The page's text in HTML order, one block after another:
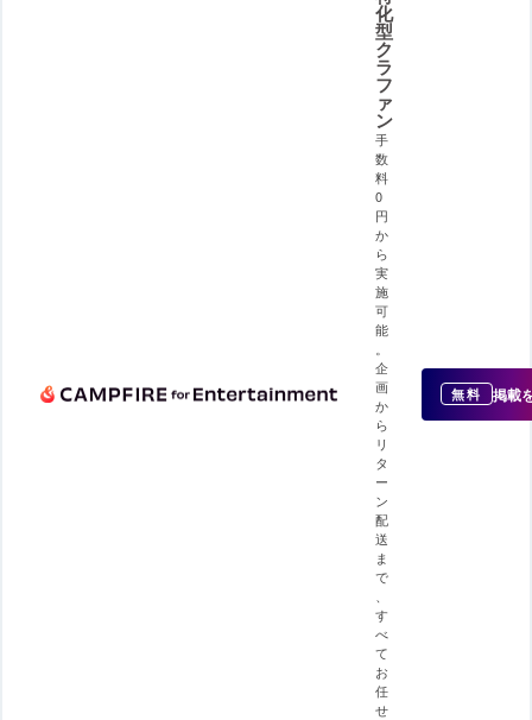
化
型
ク
ラ
フ
ァ
ン
手
数
料
0
円
か
ら
実
施
可
能
企
画
か
ら
リ
タ
ー
ン
配
送
ま
で
す
べ
て
お
任
せ
無料 掲載